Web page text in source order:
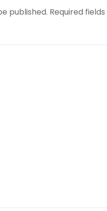
published. Required